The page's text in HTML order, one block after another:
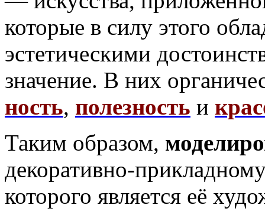
которые в силу этого
эстетическими
значение. В них
ность, полезность и
Таким образом,
декоративно-
которого является её